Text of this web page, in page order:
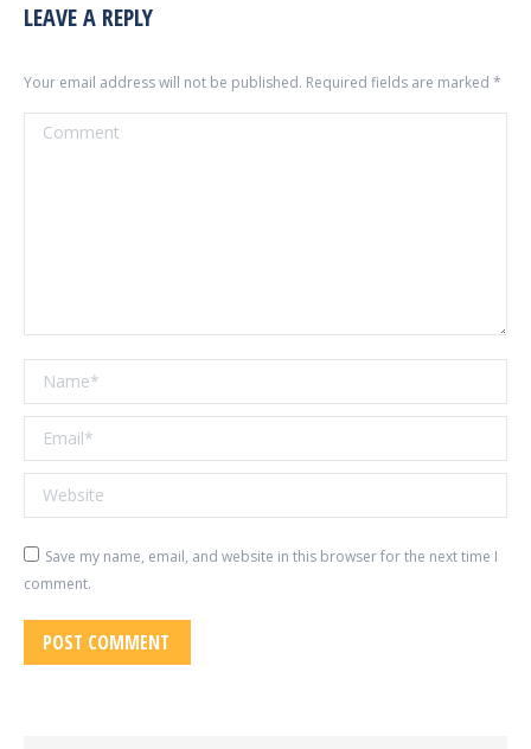
LEAVE A REPLY
Your email address will not be published. Required fields are marked *
Comment
Name *
Email *
Website
Save my name, email, and website in this browser for the next time I
comment.
POST COMMENT